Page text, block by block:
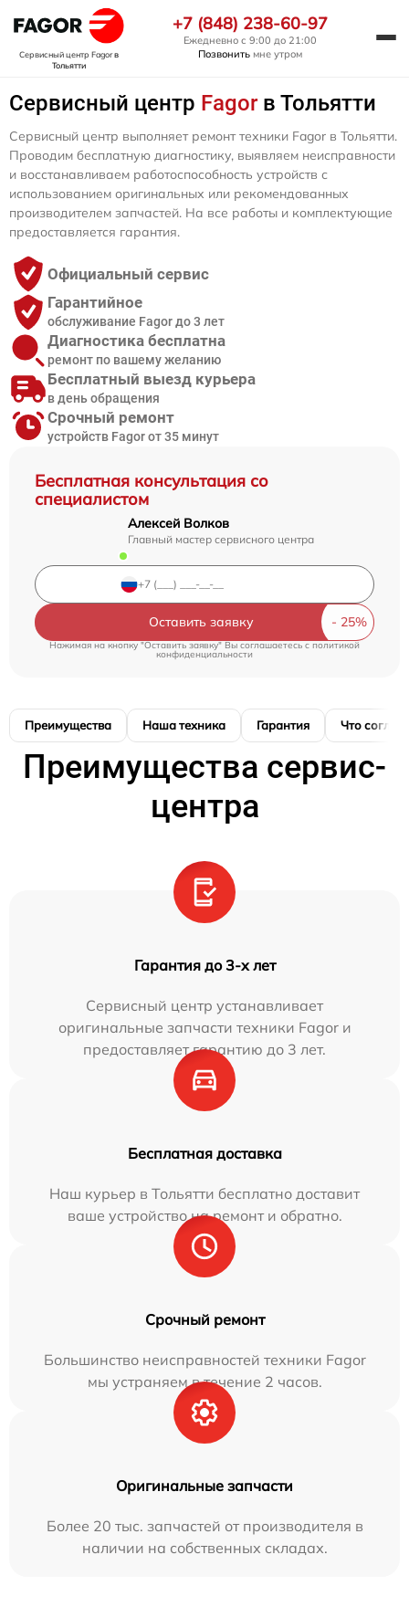
Сервисный центр Fagorв
Тольятти
+7 (848) 238-60-97
Ежедневно с 9:00 до 21:00
Позвонить мне утром
Сервисный центр Fagorв Тольятти
Бесплатная консультация со
специалистом
Алексей Волков
Главный мастер сервисного центра
Оставить заявку
Нажимая на кнопку "Оставить заявку" Вы соглашаетесь cполитикой
конфиденциальности
Сервисный центр выполняет ремонт техники Fagor в Тольятти.
Проводим бесплатную диагностику, выявляем неисправности
и восстанавливаем работоспособность устройств с
использованием оригинальных или рекомендованных
производителем запчастей. На все работы и комплектующие
предоставляется гарантия.
Официальный сервис
Гарантийное
обслуживание Fagor до 3 лет
Диагностика бесплатна
ремонт по вашему желанию
Бесплатный выезд курьера
в день обращения
Срочный ремонт
устройств Fagor от 35 минут
Преимущества Наша техника Гарантия Что
Преимущества сервис-
центра
Гарантия до 3-х лет
Сервисный центр устанавливает
оригинальные запчасти техники Fagor и
предоставляет гарантию до 3 лет.
Бесплатная доставка
Наш курьер в Тольятти бесплатно доставит
ваше устройство на ремонт и обратно.
Срочный ремонт
Большинство неисправностей техники Fagor
мы устраняем в течение 2 часов.
Оригинальные запчасти
Более 20 тыс. запчастей от производителя в
наличии на собственных складах.